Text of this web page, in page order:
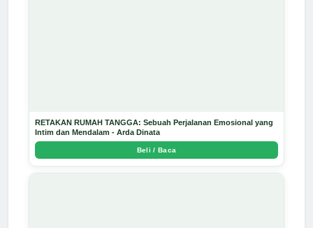
RETAKAN RUMAH TANGGA: Sebuah Perjalanan Emosional yang
Intim dan Mendalam - Arda Dinata
Beli / Baca